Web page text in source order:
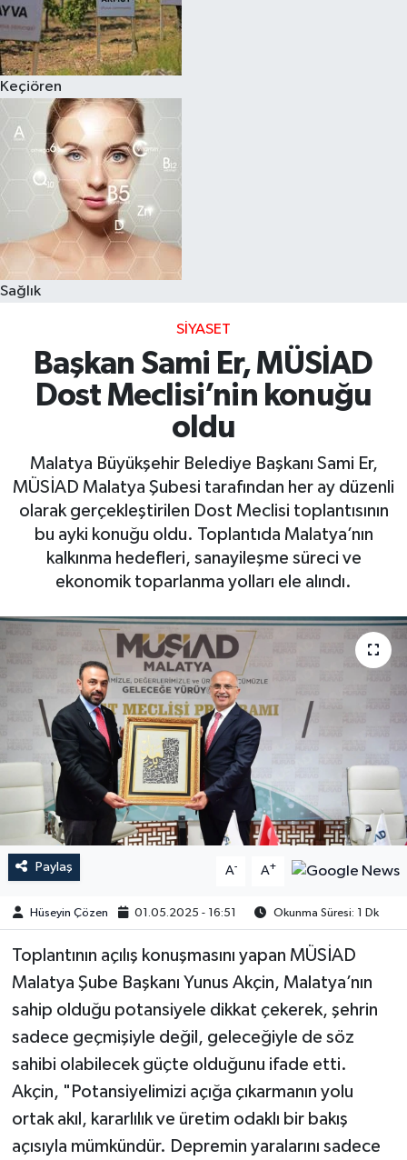
Keçiören
Sağlık
SIYASET
Başkan Sami Er, MÜSİAD
Dost Meclisi’nin konuğu
oldu
Malatya Büyükşehir Belediye Başkanı Sami Er,
MÜSİAD Malatya Şubesi tarafından her ay düzenli
olarak gerçekleştirilen Dost Meclisi toplantısının
bu ayki konuğu oldu. Toplantıda Malatya’nın
kalkınma hedefleri, sanayileşme süreci ve
ekonomik toparlanma yolları ele alındı.
Paylaş A- A+
Hüseyin Çözen 01.05.2025 - 16:51 Okunma Süresi: 1 Dk
Toplantının açılış konuşmasını yapan MÜSİAD
Malatya Şube Başkanı Yunus Akçin, Malatya’nın
sahip olduğu potansiyele dikkat çekerek, şehrin
sadece geçmişiyle değil, geleceğiyle de söz
sahibi olabilecek güçte olduğunu ifade etti.
Akçin, "Potansiyelimizi açığa çıkarmanın yolu
ortak akıl, kararlılık ve üretim odaklı bir bakış
açısıyla mümkündür. Depremin yaralarını sadece